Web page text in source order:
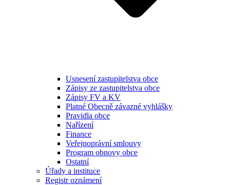
Usnesení zastupitelstva obce
Zápisy ze zastupitelstva obce
Zápisy FV a KV
Platné Obecně závazné vyhlášky
Pravidla obce
Nařízení
Finance
Veřejnoprávní smlouvy
Program obnovy obce
Ostatní
Úřady a instituce
Registr oznámení